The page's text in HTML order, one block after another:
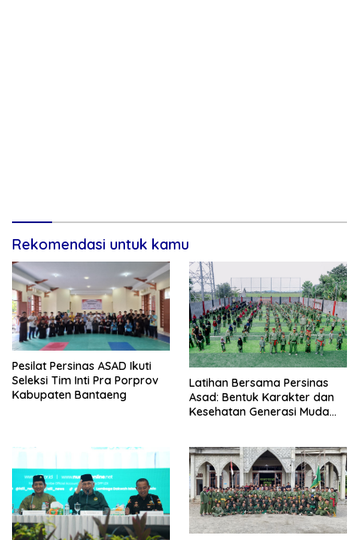
Rekomendasi untuk kamu
Pesilat Persinas ASAD Ikuti
Seleksi Tim Inti Pra Porprov
Kabupaten Bantaeng
Latihan Bersama Persinas
Asad: Bentuk Karakter dan
Kesehatan Generasi Muda